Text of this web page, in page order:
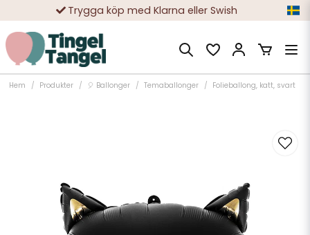
Trygga köp med Klarna eller Swish
10 000-tals nöjda kunder
Hem Produkter 🎈 Ballonger Temaballonger Folieballong, katt, svart